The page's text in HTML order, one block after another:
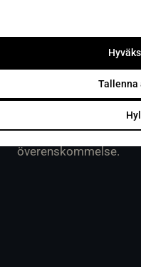
Tallenna
info@sunsauna.fi
Öppettider: mån-fre
överenskommelse.